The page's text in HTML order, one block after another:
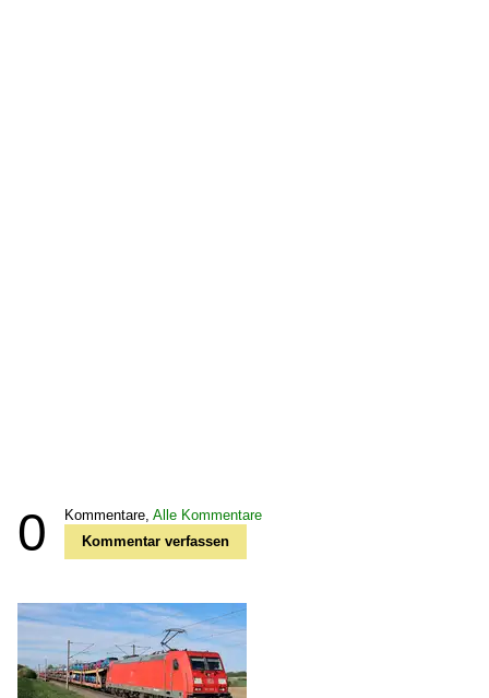
0 Kommentare, Alle Kommentare
Kommentar verfassen